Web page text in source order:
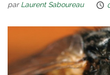
parLaurent Saboureau